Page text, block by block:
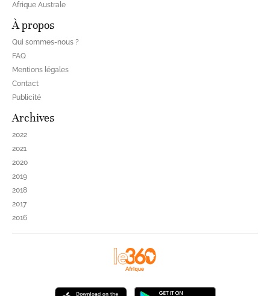
Afrique Australe
À propos
Qui sommes-nous ?
FAQ
Mentions légales
Contact
Publicité
Archives
2022
2021
2020
2019
2018
2017
2016